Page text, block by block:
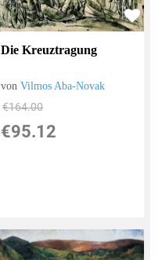
Die Kreuztragung
vonVilmos Aba-Novak
€164.00
€95.12